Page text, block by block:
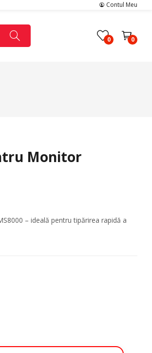
Contul Meu
0 0
Monitor
– ideală pentru tipărirea rapidă a